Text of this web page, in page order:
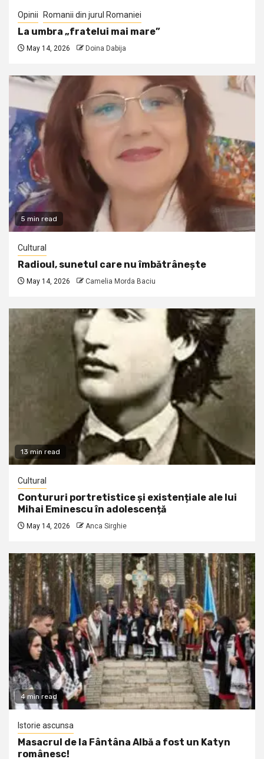
Opinii Romanii din jurul Romaniei
La umbra „fratelui mai mare”
May 14, 2026 Doina Dabija
5 min read
Cultural
Radioul, sunetul care nu îmbătrânește
May 14, 2026 Camelia Morda Baciu
13 min read
Cultural
Contururi portretistice și existențiale ale lui
Mihai Eminescu în adolescență
May 14, 2026 Anca Sirghie
4 min read
Istorie ascunsa
Masacrul de la Fântâna Albă a fost un Katyn
românesc!